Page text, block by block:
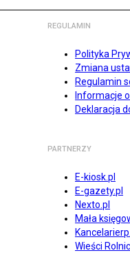
REGULAMIN
Polityka
Zmiana
Regulamin
Informacje
Deklaracja
PARTNERZY
E-kiosk.pl
E-gazety.pl
Nexto.pl
Mała
Wieści